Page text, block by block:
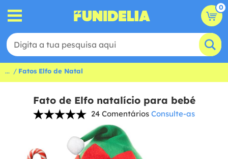
0
... Fatos Elfo de Natal
Fato de Elfo natalício para bebé
24 Comentários Consulte-as